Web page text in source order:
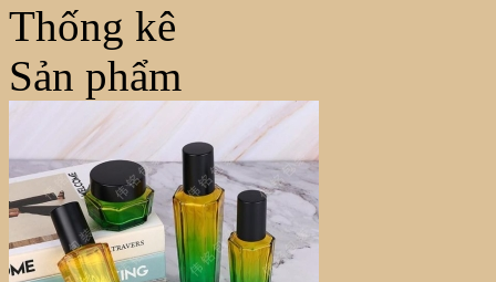
Thống kê
Sản phẩm